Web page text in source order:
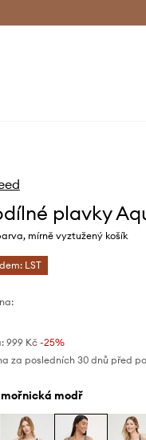
plavky
mírně vyztužený košík
LST
999 Kč-25%
za posledních 30 dnů před
modř